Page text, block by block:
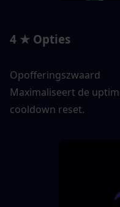
4 ★ Opties
Opofferingszwaard
Maximaliseert de
cooldown reset.